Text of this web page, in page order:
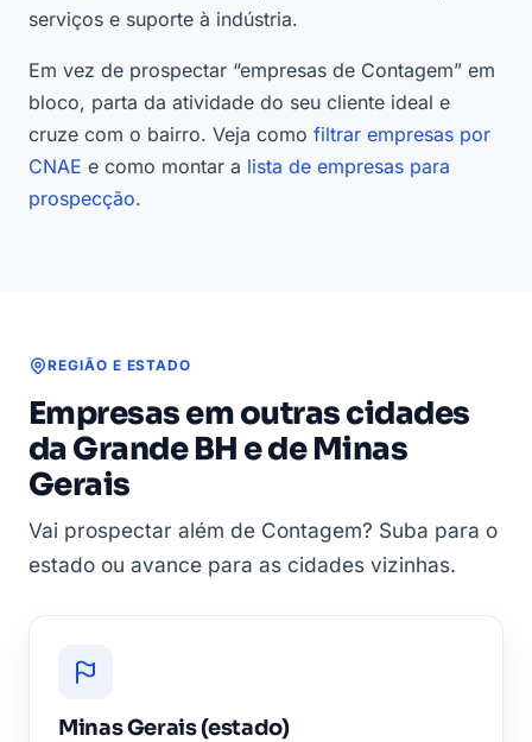
serviços e suporte à indústria.
Em vez de prospectar “empresas de Contagem” em
bloco, parta da atividade do seu cliente ideal e
cruze com o bairro. Veja como filtrar empresas por
CNAE e como montar a lista de empresas para
prospecção.
REGIÃO E ESTADO
Empresas em outras cidades
da Grande BH e de Minas
Gerais
Vai prospectar além de Contagem? Suba para o
estado ou avance para as cidades vizinhas.
Minas Gerais (estado)